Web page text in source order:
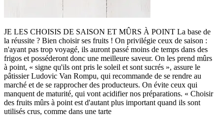
JE LES CHOISIS DE SAISON ET MÛRS À POINT La base de
la réussite ? Bien choisir ses fruits ! On privilégie ceux de saison :
n'ayant pas trop voyagé, ils auront passé moins de temps dans des
frigos et posséderont donc une meilleure saveur. On les prend mûrs
à point, « signe qu'ils ont pris le soleil et sont sucrés », assure le
pâtissier Ludovic Van Rompu, qui recommande de se rendre au
marché et de se rapprocher des producteurs. On évite ceux qui
manquent de maturité, qui vont acidifier nos préparations. « Choisir
des fruits mûrs à point est d'autant plus important quand ils sont
utilisés crus, comme dans une tarte